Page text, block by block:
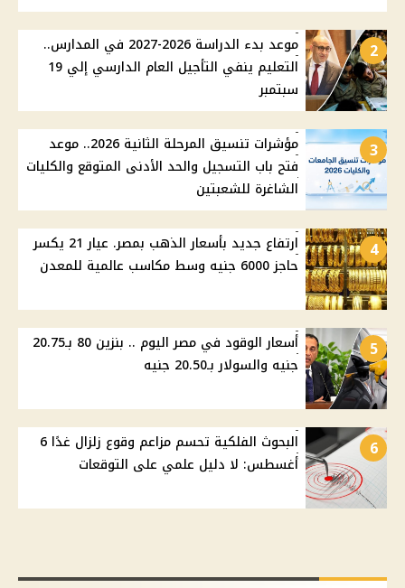
2
موعد بدء الدراسة 2026-2027 في المدارس..
التعليم ينفي التأجيل العام الدارسي إلي 19
سبتمبر
3
مؤشرات تنسيق المرحلة الثانية 2026.. موعد
فتح باب التسجيل والحد الأدنى المتوقع والكليات
الشاغرة للشعبتين
4
ارتفاع جديد بأسعار الذهب بمصر. عيار 21 يكسر
حاجز 6000 جنيه وسط مكاسب عالمية للمعدن
5
أسعار الوقود في مصر اليوم .. بنزين 80 بـ20.75
جنيه والسولار بـ20.50 جنيه
6
البحوث الفلكية تحسم مزاعم وقوع زلزال غدًا 6
أغسطس: لا دليل علمي على التوقعات